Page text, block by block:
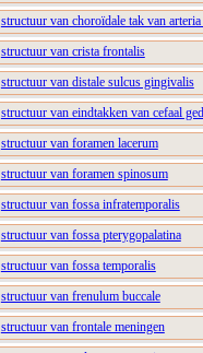
structuur van choroïdale tak van
structuur van crista frontalis
structuur van distale sulcus gingivalis
structuur van eindtakken van cefaal
structuur van foramen lacerum
structuur van foramen spinosum
structuur van fossa infratemporalis
structuur van fossa pterygopalatina
structuur van fossa temporalis
structuur van frenulum buccale
structuur van frontale meningen